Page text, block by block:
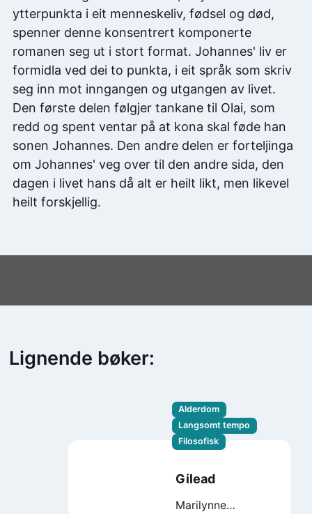
ytterpunkta i eit menneskeliv, fødsel og død,
spenner denne konsentrert komponerte
romanen seg ut i stort format. Johannes' liv er
formidla ved dei to punkta, i eit språk som skriv
seg inn mot inngangen og utgangen av livet.
Den første delen følgjer tankane til Olai, som
redd og spent ventar på at kona skal føde han
sonen Johannes. Den andre delen er forteljinga
om Johannes' veg over til den andre sida, den
dagen i livet hans då alt er heilt likt, men likevel
heilt forskjellig.
Lignende bøker:
Alderdom
Langsomt tempo
Filosofisk
Gilead
Marilynne